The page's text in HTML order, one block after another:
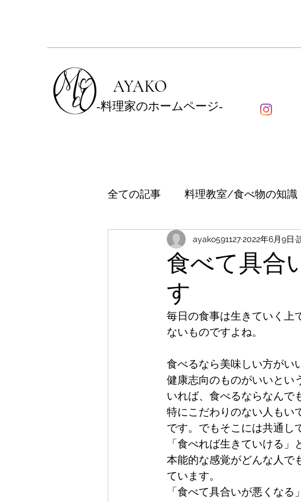
AYAKO
‐料理家のホームページ‐
全ての記事 料理教室/食べ物の知識
食べて具合
す
ayako5911272022年6月9日
毎日の食事は生きていく上
ないものですよね。
食べるなら美味しい方がい
健康志向のものがいいとい
いれば、食べるならなんで
特にこだわりのない人もい
です。でもそこには共通し
「食べれば生きていける」
本能的な感覚がどんな人で
ています。
「食べて具合いが悪くなる